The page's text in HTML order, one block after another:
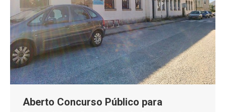
Aberto Concurso Público para